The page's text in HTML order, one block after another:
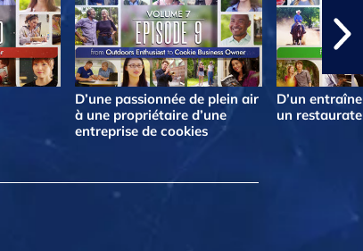
D’une passionnée de plein air
à une propriétaire d’une
entreprise de cookies
D’un
un